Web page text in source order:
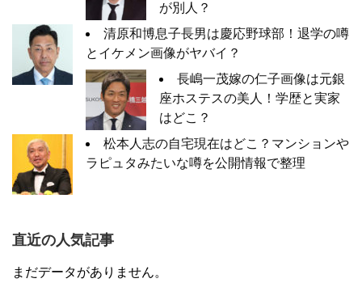
が別人？
清原和博息子長男は慶応野球部！退学の噂
とイケメン画像がヤバイ？
長嶋一茂嫁の仁子画像は元銀
座ホステスの美人！学歴と実家
はどこ？
松本人志の自宅現在はどこ？マンションや
ラピュタみたいな噂を公開情報で整理
直近の人気記事
まだデータがありません。